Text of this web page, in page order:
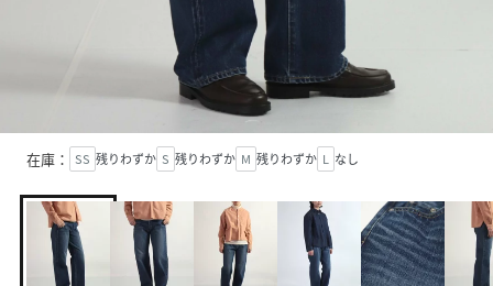
在庫： SS 残りわずか S 残りわずか M 残りわずか L なし